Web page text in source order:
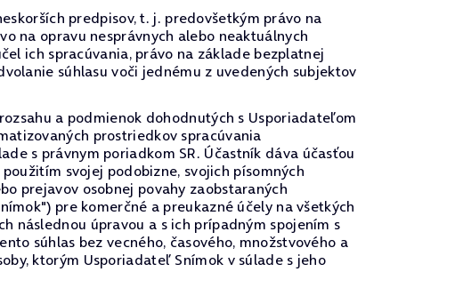
predpisov, t. j. predovšetkým právo na
na opravu nesprávnych alebo neaktuálnych
ich spracúvania, právo na základe bezplatnej
súhlasu voči jednému z uvedených subjektov
a podmienok dohodnutých s Usporiadateľom
prostriedkov spracúvania
s právnym poriadkom SR. Účastník dáva účasťou
svojej podobizne, svojich písomných
prejavov osobnej povahy zaobstaraných
pre komerčné a preukazné účely na všetkých
následnou úpravou a s ich prípadným spojením s
súhlas bez vecného, časového, množstvového a
ktorým Usporiadateľ Snímok v súlade s jeho